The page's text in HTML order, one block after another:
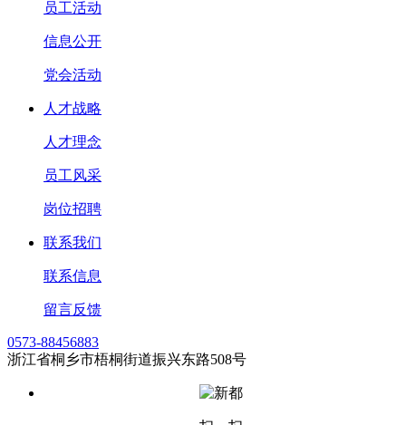
员工活动
信息公开
党会活动
人才战略
人才理念
员工风采
岗位招聘
联系我们
联系信息
留言反馈
0573-88456883
浙江省桐乡市梧桐街道振兴东路508号